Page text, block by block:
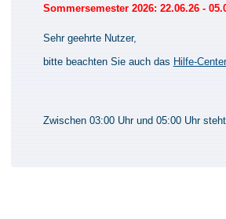
Sommersemester 2026: 22.06.26 -
Sehr geehrte Nutzer,
bitte beachten Sie auch das Hilfe-Center
Zwischen 03:00 Uhr und 05:00 Uhr